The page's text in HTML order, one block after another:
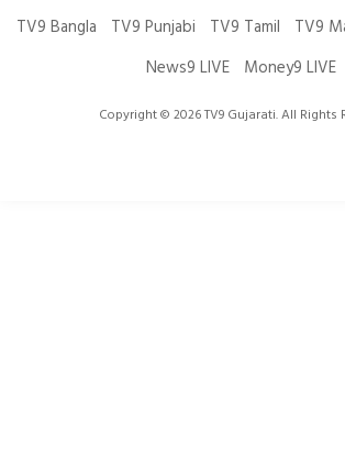
TV9 Bangla
TV9 Punjabi TV9 Tamil TV9
News9 LIVE
Money9 LIVE
Copyright © 2026 TV9 Gujarati. All Rights